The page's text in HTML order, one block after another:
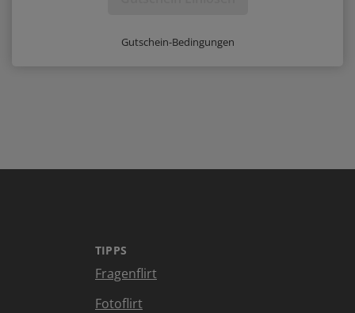
Gutschein-Bedingungen
TIPPS
Fragenflirt
Fotoflirt